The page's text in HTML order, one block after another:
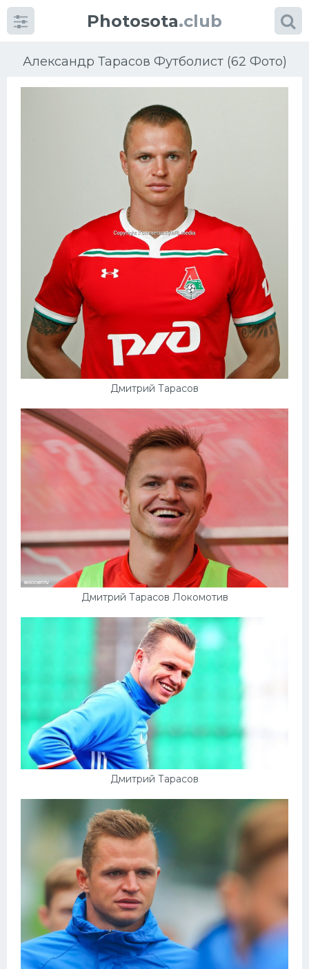
Photosota.club
Александр Тарасов Футболист (62 Фото)
Дмитрий Тарасов
Дмитрий Тарасов Локомотив
Дмитрий Тарасов
Фото
Баскетбол
Хоккей
Велогонки
Конькобежный спорт
Тренажеры
Интерьер квартиры